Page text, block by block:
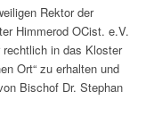
Rektor der
Himmerod OCist. e.V.
in das Kloster
Ort“ zu erhalten und
Bischof Dr. Stephan